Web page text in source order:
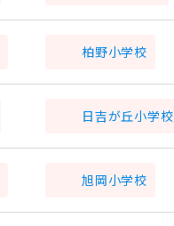
柏野小学校
日吉が丘小学校
旭岡小学校